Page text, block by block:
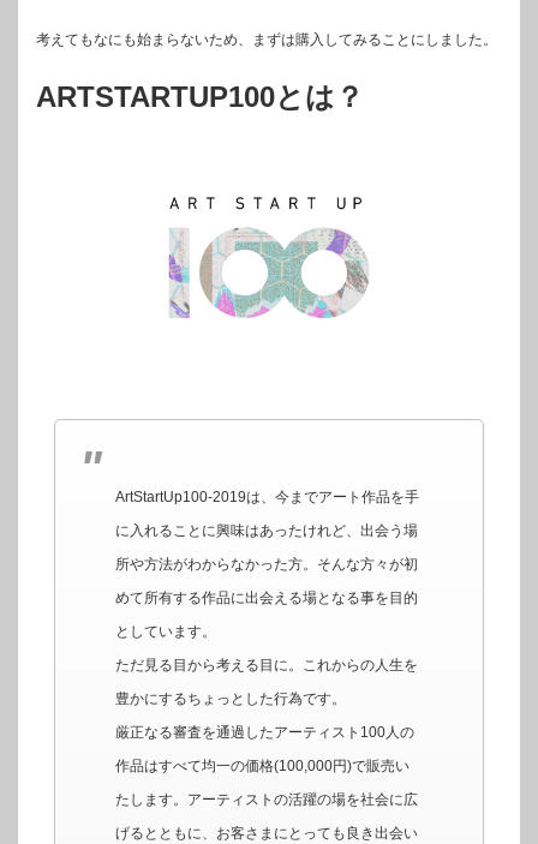
考えてもなにも始まらないため、まずは購入してみることにしました。
ARTSTARTUP100とは？
ArtStartUp100-2019は、今までアート作品を手
に入れることに興味はあったけれど、出会う場
所や方法がわからなかった方。そんな方々が初
めて所有する作品に出会える場となる事を目的
としています。
ただ見る目から考える目に。これからの人生を
豊かにするちょっとした行為です。
厳正なる審査を通過したアーティスト100人の
作品はすべて均一の価格(100,000円)で販売い
たします。アーティストの活躍の場を社会に広
げるとともに、お客さまにとっても良き出会い